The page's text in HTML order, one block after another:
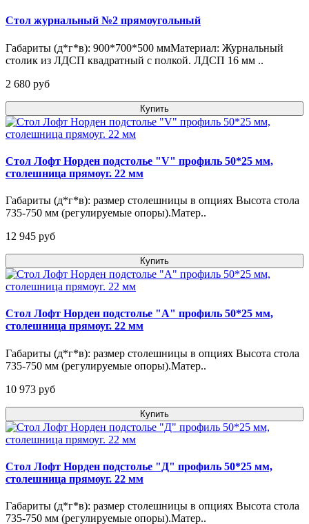
Стол журнальный №2 прямоугольный
Габариты (д*г*в): 900*700*500 ммМатериал: Журнальный
столик из ЛДСП квадратный с полкой. ЛДСП 16 мм ..
2 680 pуб
Купить
Стол Лофт Норден подстолье "V" профиль 50*25 мм,
столешница прямоуг. 22 мм
Габариты (д*г*в): размер столешницы в опциях Высота стола
735-750 мм (регулируемые опоры).Матер..
12 945 pуб
Купить
Стол Лофт Норден подстолье "А" профиль 50*25 мм,
столешница прямоуг. 22 мм
Габариты (д*г*в): размер столешницы в опциях Высота стола
735-750 мм (регулируемые опоры).Матер..
10 973 pуб
Купить
Стол Лофт Норден подстолье "Д" профиль 50*25 мм,
столешница прямоуг. 22 мм
Габариты (д*г*в): размер столешницы в опциях Высота стола
735-750 мм (регулируемые опоры).Матер..